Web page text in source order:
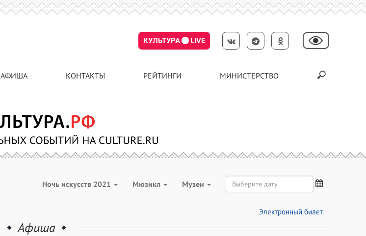
КУЛЬТУРА LIVE
АФИША КОНТАКТЫ РЕЙТИНГИ МИНИСТЕРСТВО
Ночь искусств 2021 Мюзикл Музеи
Электронный билет
Афиша